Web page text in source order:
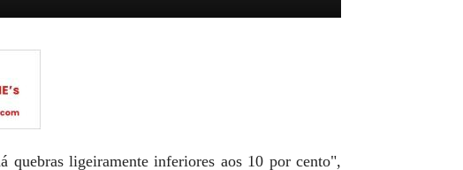
quebras ligeiramente inferiores aos 10 por cento",